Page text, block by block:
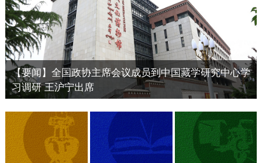
【要闻】全国政协主席会议成员到中国藏学研究中心学
习调研 王沪宁出席